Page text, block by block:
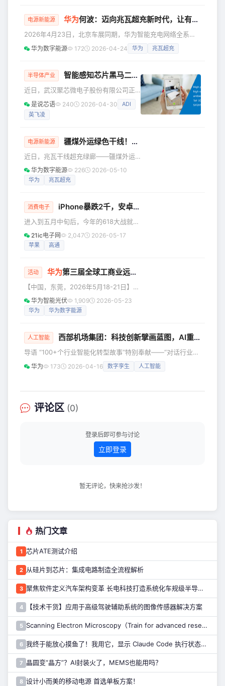
业，计划以不低于100亿美元的估值，募
DeepSeek正式告别由母公司幻方量化
独家输血，转而拥抱资本市场，加入全
DeepSeek方面尚
电源新能源 华为何波：迈向兆瓦超充新时代，让有路的地方就有高质量充电
2026年4月23日，北京车展同期，华为智能充电网络全系列
解决方案重磅发布。华为数字能源副总裁何波发表题为“迈向
一步扩展充电网络应用场景，领航产业迈向兆瓦超充新时代。
伴随新能源汽车高速发展，充电是能源转型的核心要素，充电
网络成为链接“车、桩、网”的能源与信息交互枢纽。而在产业
繁荣发展的背后
华为数字能源 172 2026-04-24 华为 兆瓦超充
半导体产业 智能感知芯片黑马二闯港交所
近日，武汉聚芯微电子股份有限公司正
式向港交所递交上市申请书，二度闯关
港股资本市场。 作为深耕智能感知、机
设计，常年扎根消费电子核心供应链，
在欧美日巨头长期把持高端传感芯片市
场的背景下，聚芯微的上市征程与发展
成色，俨然成为观察国内智能感知芯片
国产替代进程的核心风向标。 深耕行业
梯度布局合理的完整产品
是说芯语 240 2026-04-30
ADI
英飞凌
电源新能源 疆煤外运绿色干线！ 华为
近日，兆瓦干线超充绿廊——疆煤外运
现场会在甘肃成功举办。华为数字能源
携手超充联盟伙伴成功完成疆煤外运路
案，以“5分钟百公里*”的高效补能方
运绿色干线中，交能融合发展的可视化
范本。 极速补能更无惧复杂工况 本次路
跑项目全程达1116公里，聚焦新疆煤炭
多、地形复杂甚至
华为数字能源 226 2026-05-10
华为 兆瓦超充
消费电子 iPhone暴跌2千，安卓集体跳水
进入到五月中旬后，今年的618大战就正
式拉开帷幕。5月15日，苹果官方的618
促销政策正式公布，微博上立马出现了
作，除了常规的打折促销外，部分品牌
行业一季度乃至整个上半年的考试，新
品的竞争力、价格力如何，都会在这场
大促中显露无疑。透过今年618，我们也
21ic电子网 2,047 2026-05-17
苹果 高通
活动 华为第三届全球工商业远见者峰会成功举办，携手千行万业共建绿色未来
【中国，东莞，2026年5月18-21日】
华为数字能源第三届全球工商业远见者
峰会成功举办，此次峰会分为拂晓场和
齐聚一堂，围绕千行万业绿色转型展开
享、战略与新品发布、工商业场景最新
解决方案介绍与代表性案例经验分享，
华为智能光伏 1,909 2026-05-23
华为 华为数字能源
人工智能 西部机场集团：科技创新擘画蓝图，AI重塑未来航空枢纽
导语 “100+个行业智能化转型故事”特别奉献——“对话行业智
能化先锋”专题系列，探索行业智能化转型的前沿趋势和最新
机场集团，探索与发现西安咸阳国际机场T5航站楼，这座
AI+时代的典范机场如何智领行业未来。 西部机场集团的战略
华为 173 2026-04-16 数字孪生 人工智能
评论区 (0)
登录后即可参与讨论
立即登录
暂无评论，快来抢沙发！
热门文章
1 芯片ATE测试介绍
2 从硅片到芯片：集成电路制造全流程解析
3 聚焦软件定义汽车架构变革 长电科技打造系统化车规级半导体封测能力
4 【技术干货】应用于高级驾驶辅助系统的图像传感器解决方案
5 Scanning Electron Microscopy（Train for advanced research）扫描电子显微镜介绍（二）
6 我终于能放心摸鱼了！我用它，显示 Claude Code 执行状态……
7 晶圆变“晶方”？AI封装火了，MEMS也能用吗？
8 设计小而美的移动电源 首选单板方案！